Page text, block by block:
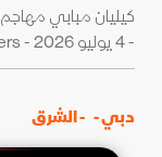
كيليان مبابي
- 4 يوليو 2026 - Reuters
دبي - - الشرق